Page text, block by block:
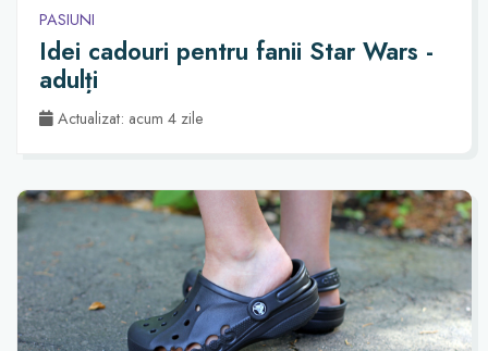
PASIUNI
Idei cadouri pentru fanii Star Wars -
adulți
Actualizat: acum 4 zile